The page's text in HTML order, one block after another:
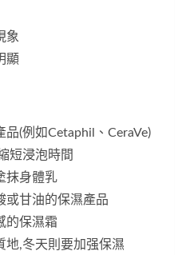
象
顯
(例如Cetaphil、CeraVe)
短浸泡時間
抹身體乳
或甘油的保濕產品
的保濕霜
地,冬天則要加强保濕